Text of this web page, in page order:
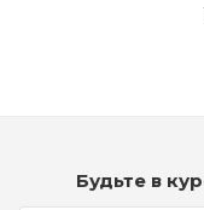
Будьте в